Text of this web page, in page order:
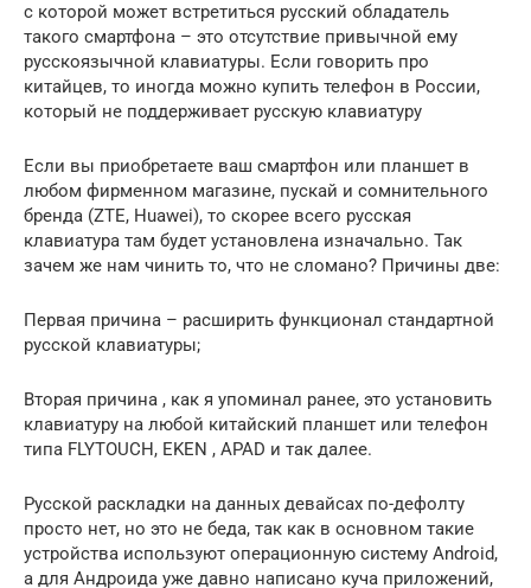
с которой может встретиться русский обладатель
такого смартфона – это отсутствие привычной ему
русскоязычной клавиатуры. Если говорить про
китайцев, то иногда можно купить телефон в России,
который не поддерживает русскую клавиатуру
Если вы приобретаете ваш смартфон или планшет в
любом фирменном магазине, пускай и сомнительного
бренда (ZTE, Huawei), то скорее всего русская
клавиатура там будет установлена изначально. Так
зачем же нам чинить то, что не сломано? Причины две:
Первая причина – расширить функционал стандартной
русской клавиатуры;
Вторая причина , как я упоминал ранее, это установить
клавиатуру на любой китайский планшет или телефон
типа FLYTOUCH, EKEN , APAD и так далее.
Русской раскладки на данных девайсах по-дефолту
просто нет, но это не беда, так как в основном такие
устройства используют операционную систему Android,
а для Андроида уже давно написано куча приложений,